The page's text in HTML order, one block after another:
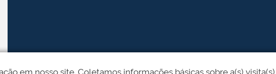
em nosso site. Coletamos informações básicas sobre a(s)